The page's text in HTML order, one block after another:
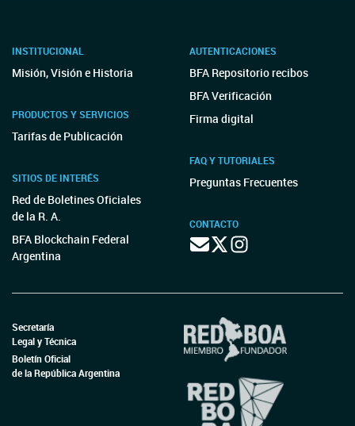
INSTITUCIONAL
Misión, Visión e Historia
PRODUCTOS Y SERVICIOS
Tarifas de Publicación
SITIOS DE INTERÉS
Red de Boletines Oficiales
de la R. A.
BFA Blockchain Federal
Argentina
AUTENTICACIONES
BFA Repositorio recibos
BFA Verificación
Firma digital
FAQ Y TUTORIALES
Preguntas Frecuentes
CONTACTO
Secretaría
Legal y Técnica
Boletín Oficial
de la República Argentina